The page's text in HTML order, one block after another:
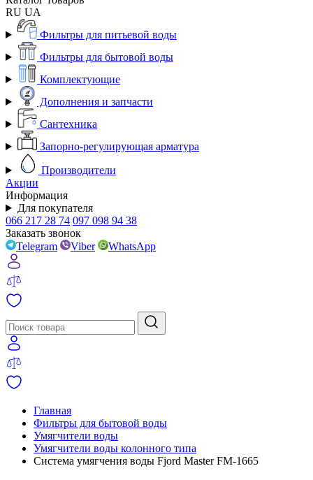
RU UA
Фильтры для питьевой воды
Фильтры для бытовой воды
Комплектующие
Дополнения и запчасти
Сантехника
Запорно-регулирующая арматура
Производители
Акции
Информация
Для покупателя
066 217 28 74 097 098 94 38
Заказать звонок
Telegram
Viber WhatsApp
Главная
Фильтры для бытовой воды
Умягчители воды
Умягчители воды колонного типа
Система умягчения воды Fjord Master FM-1665